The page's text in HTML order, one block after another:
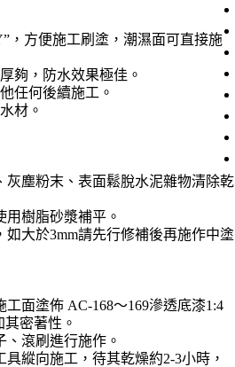
，方便施工刷塗，潮濕面可直接施
夠，防水效果極佳。
任何後續施工。
材。
灰塵粉末、表面鬆脫水泥雜物清除乾
用樹脂砂漿補平。
如大於3mm請先行修補後再施作中塗
面塗佈 AC-168～169滲透底漆1:4
密著性。
、滾刷進行施作。
縱向施工，待其乾燥約2-3小時，